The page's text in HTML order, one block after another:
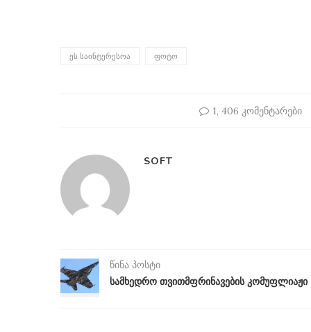
ᲔᲡ ᲡᲐᲘᲜᲢᲔᲠᲔᲡᲝᲐ ᲤᲝᲢᲝ
1, 406 კომენტარები
SOFT
წინა პოსტი
სამხედრო თვითმფრინავების კომუფლიაჟი